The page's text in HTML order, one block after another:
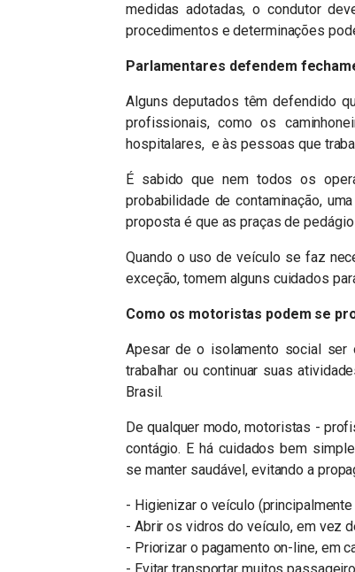
medidas adotadas, o condutor
procedimentos e determinações
Parlamentares defendem
Alguns deputados têm defendido
profissionais, como os
hospitalares, e às pessoas que
É sabido que nem todos os
probabilidade de contaminação,
proposta é que as praças de
Quando o uso de veículo se faz
exceção, tomem alguns cuidados
Como os motoristas podem se
Apesar de o isolamento social
trabalhar ou continuar suas
Brasil.
De qualquer modo, motoristas -
contágio. E há cuidados bem
se manter saudável, evitando a
- Higienizar o veículo
- Abrir os vidros do veículo, em vez
- Priorizar o pagamento on-line, em